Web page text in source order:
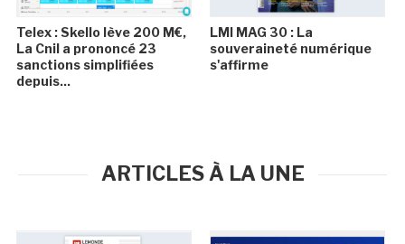
Telex : Skello lève 200 M€,
La Cnil a prononcé 23
sanctions simplifiées
depuis...
LMI MAG 30 : La
souveraineté numérique
s'affirme
ARTICLES À LA UNE